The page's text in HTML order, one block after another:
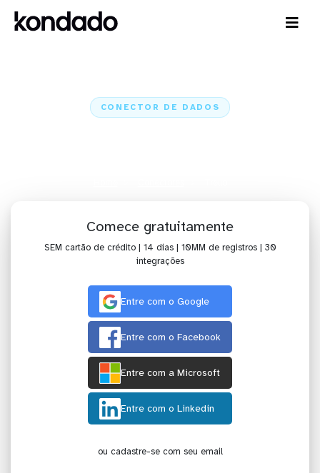
CONECTOR DE DADOS
Comece gratuitamente
SEM cartão de crédito | 14 dias | 10MM de registros | 30
integrações
Entre com o Google
Entre com o Facebook
Entre com a Microsoft
Entre com o Linkedin
ou cadastre-se com seu email